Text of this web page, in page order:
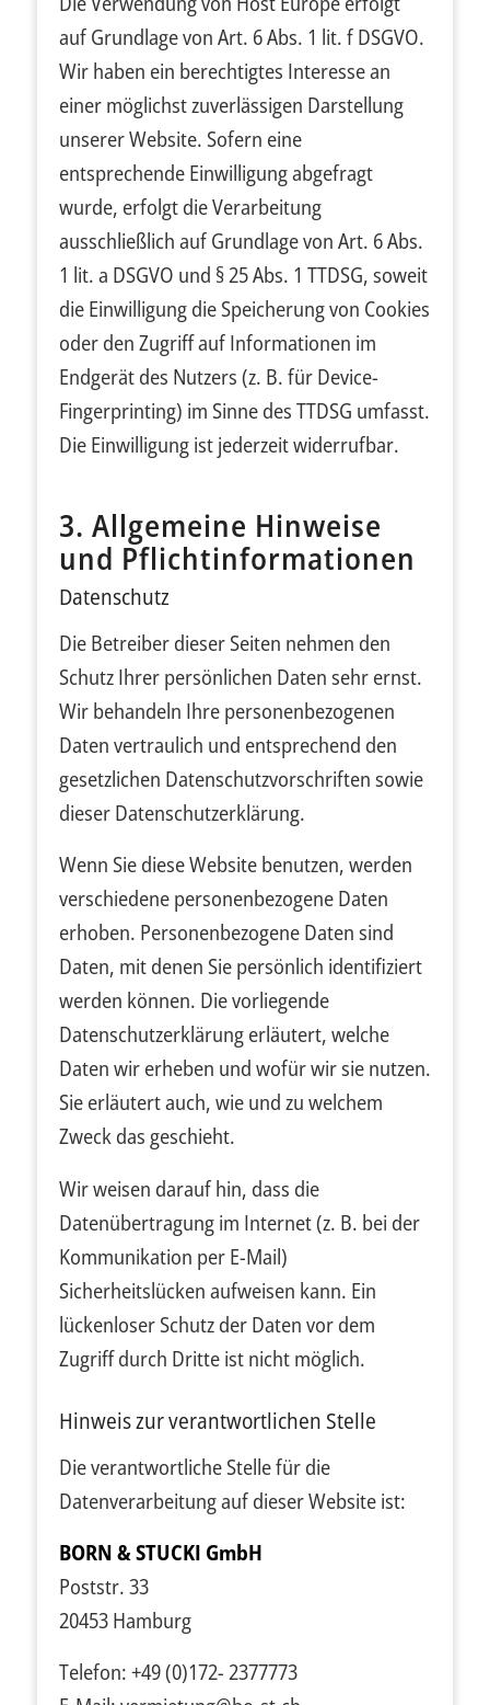
auf Grundlage von Art. 6 Abs. 1 lit. f DSGVO.
Wir haben ein berechtigtes Interesse an
einer möglichst zuverlässigen Darstellung
unserer Website. Sofern eine
entsprechende Einwilligung abgefragt
wurde, erfolgt die Verarbeitung
ausschließlich auf Grundlage von Art. 6 Abs.
1 lit. a DSGVO und § 25 Abs. 1 TTDSG, soweit
die Einwilligung die Speicherung von Cookies
oder den Zugriff auf Informationen im
Endgerät des Nutzers (z. B. für Device-
Fingerprinting) im Sinne des TTDSG umfasst.
Die Einwilligung ist jederzeit widerrufbar.
3. Allgemeine Hinweise
und Pflicht­informationen
Datenschutz
Die Betreiber dieser Seiten nehmen den
Schutz Ihrer persönlichen Daten sehr ernst.
Wir behandeln Ihre personenbezogenen
Daten vertraulich und entsprechend den
gesetzlichen Datenschutzvorschriften sowie
dieser Datenschutzerklärung.
Wenn Sie diese Website benutzen, werden
verschiedene personenbezogene Daten
erhoben. Personenbezogene Daten sind
Daten, mit denen Sie persönlich identifiziert
werden können. Die vorliegende
Datenschutzerklärung erläutert, welche
Daten wir erheben und wofür wir sie nutzen.
Sie erläutert auch, wie und zu welchem
Zweck das geschieht.
Wir weisen darauf hin, dass die
Datenübertragung im Internet (z. B. bei der
Kommunikation per E-Mail)
Sicherheitslücken aufweisen kann. Ein
lückenloser Schutz der Daten vor dem
Zugriff durch Dritte ist nicht möglich.
Hinweis zur verantwortlichen Stelle
Die verantwortliche Stelle für die
Datenverarbeitung auf dieser Website ist:
BORN & STUCKI GmbH
Poststr. 33
20453 Hamburg
Telefon: +49 (0)172- 2377773